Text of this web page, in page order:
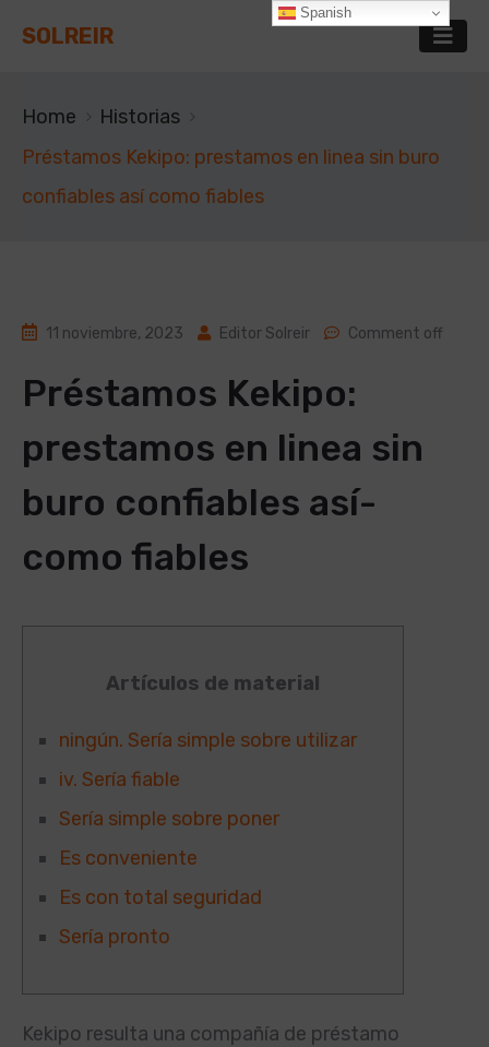
SOLREIR
Home
Historias
Préstamos Kekipo: prestamos en linea sin buro
confiables así­ como fiables
11 noviembre, 2023 Editor Solreir Comment off
Préstamos Kekipo:
prestamos en linea sin
buro confiables así­
como fiables
Artículos de material
ningún. Serí­a simple sobre utilizar
iv. Serí­a fiable
Serí­a simple sobre poner
Es conveniente
Es con total seguridad
Serí­a pronto
Kekipo resulta una compañía de préstamo
Spanish